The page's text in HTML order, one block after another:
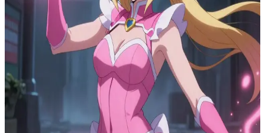
旋律之魂 (Rouh Nagham)
粉红超级英雄：旋律之魂